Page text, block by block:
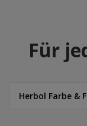
Für
Herbol Farbe &